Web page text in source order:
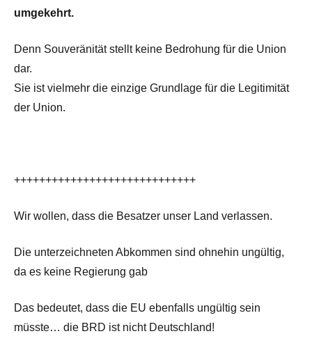
umgekehrt.
Denn Souveränität stellt keine Bedrohung für die Union
dar.
Sie ist vielmehr die einzige Grundlage für die Legitimität
der Union.
+++++++++++++++++++++++++++++
Wir wollen, dass die Besatzer unser Land verlassen.
Die unterzeichneten Abkommen sind ohnehin ungültig,
da es keine Regierung gab
Das bedeutet, dass die EU ebenfalls ungültig sein
müsste… die BRD ist nicht Deutschland!